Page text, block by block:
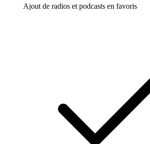
Ajout de radios et podcasts en favoris